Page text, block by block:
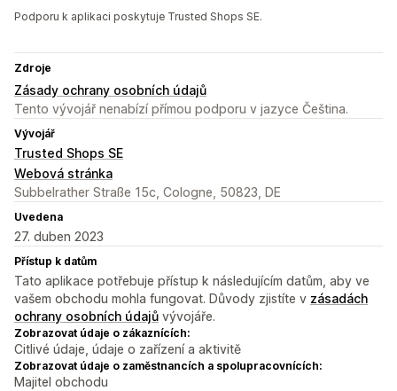
Podporu k aplikaci poskytuje Trusted Shops SE.
Zdroje
Zásady ochrany osobních údajů
Tento vývojář nenabízí přímou podporu v jazyce Čeština.
Vývojář
Trusted Shops SE
Webová stránka
Subbelrather Straße 15c, Cologne, 50823, DE
Uvedena
27. duben 2023
Přístup k datům
Tato aplikace potřebuje přístup k následujícím datům, aby ve
vašem obchodu mohla fungovat. Důvody zjistíte v zásadách
ochrany osobních údajů vývojáře.
Zobrazovat údaje o zákaznících:
Citlivé údaje, údaje o zařízení a aktivitě
Zobrazovat údaje o zaměstnancích a spolupracovnících:
Majitel obchodu